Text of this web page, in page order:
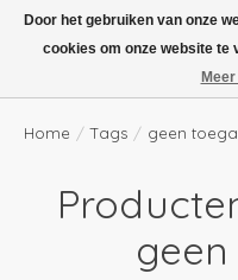
Boven de €100,- gratis
Home / Tags / geen
Door het gebruiken van onze
cookies om onze website te